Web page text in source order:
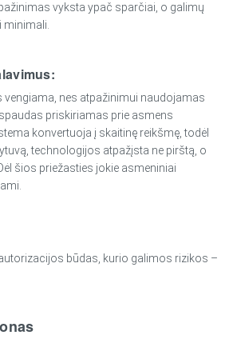
vyksta ypač sparčiai, o galimų
minimali.
vengiama, nes atpažinimui naudojamas
priskiriamas prie asmens
konvertuoja į skaitinę reikšmę, todėl
technologijos atpažįsta ne pirštą, o
šios priežasties jokie asmeniniai
būdas, kurio galimos rizikos –